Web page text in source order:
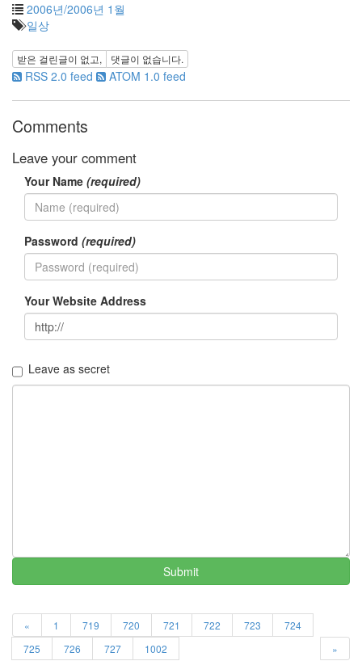
2006년/2006년 1월
일상
받은 걸린글이 없고, 댓글이 없습니다.
RSS 2.0 feed ATOM 1.0 feed
Comments
Leave your comment
Your Name (required)
Password (required)
Your Website Address
Leave as secret
Submit
« 1 719 720 721 722 723
724
725
726 727 1002 »
현
윤
마
우
스
주
태
도
귀
JOOO
브
라
멍
이
들